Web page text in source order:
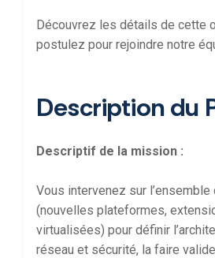
Découvrez les détails de cette
postulez pour rejoindre notre
Description du
Descriptif de la mission :
Vous intervenez sur
(nouvelles plateformes,
virtualisées) pour définir
réseau et sécurité, la faire